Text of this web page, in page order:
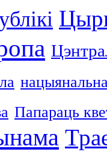
Папараць